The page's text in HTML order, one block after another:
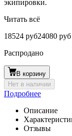
экипировки.
Читать всё
18524 руб24080 руб
Распродано
В корзину
Нет в наличии
Подробнее
Описание
Отзывы